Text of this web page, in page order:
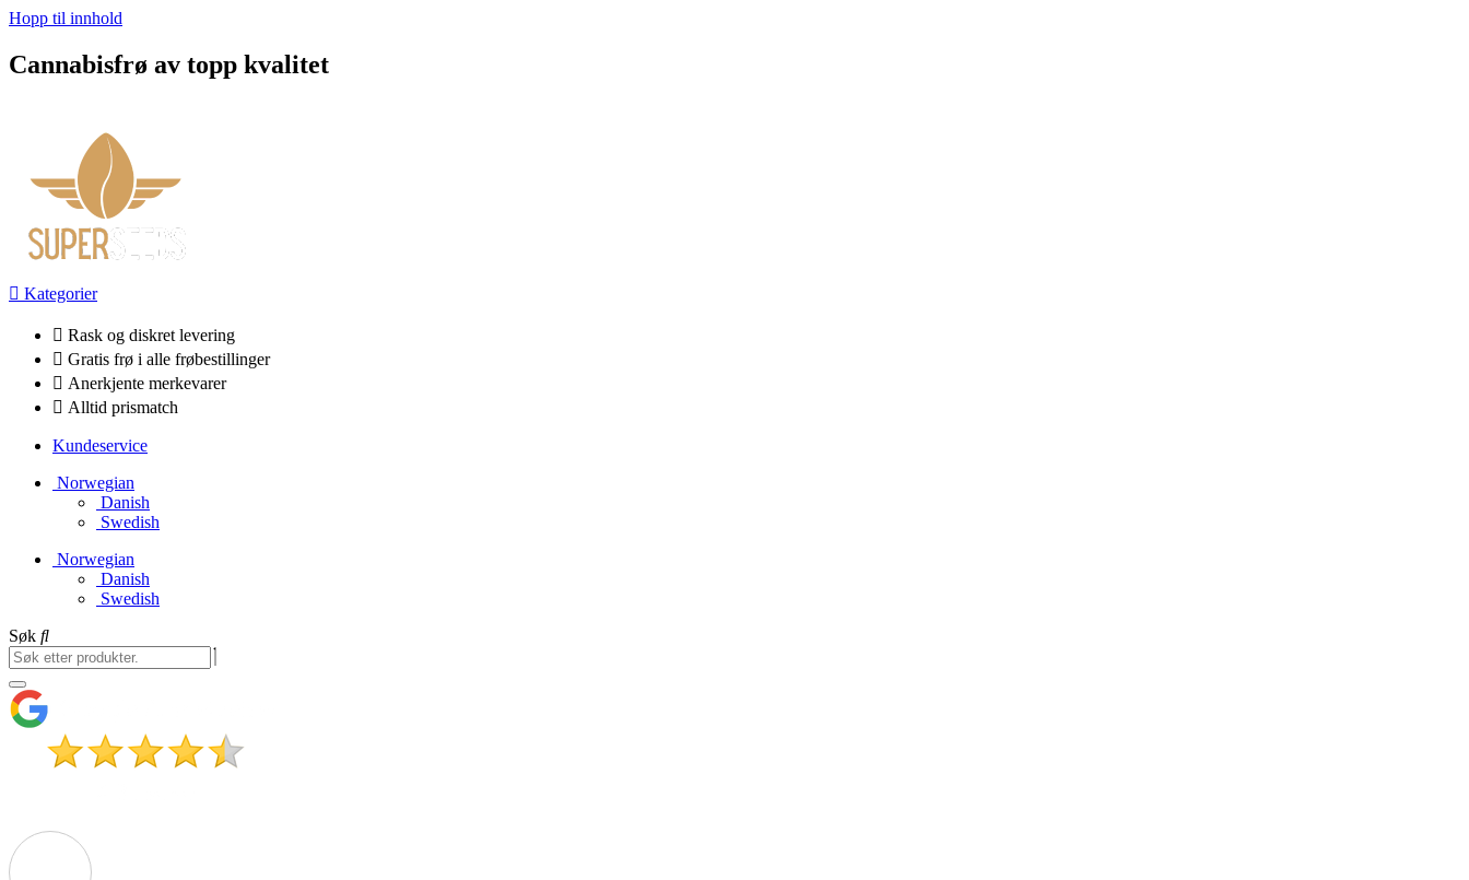
Hopp til innhold
Cannabisfrø av topp kvalitet
Kategorier
Rask og diskret levering
Gratis frø i alle frøbestillinger
Anerkjente merkevarer
Alltid prismatch
Kundeservice
Norwegian
Danish
Swedish
Norwegian
Danish
Swedish
Søk